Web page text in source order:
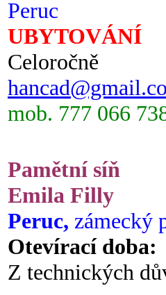
Peruc
UBYTOVÁNÍ
Celoročně
mob. 777 066
Pamětní síň
Emila Filly
Peruc, zámecký
Otevírací doba:
Z technických